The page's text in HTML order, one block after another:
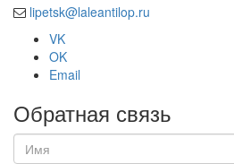
lipetsk@laleantilop.ru
VK
OK
Email
Обратная связь